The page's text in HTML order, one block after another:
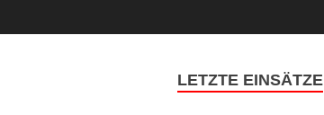
LETZTE EINSÄTZE